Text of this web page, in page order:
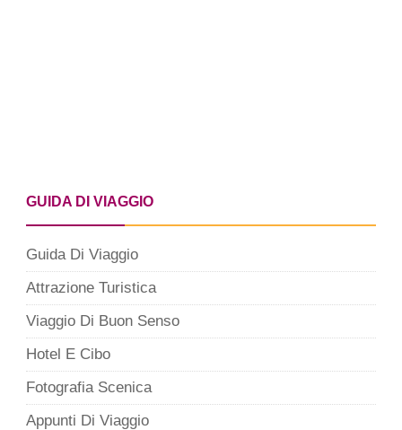
GUIDA DI VIAGGIO
Guida Di Viaggio
Attrazione Turistica
Viaggio Di Buon Senso
Hotel E Cibo
Fotografia Scenica
Appunti Di Viaggio